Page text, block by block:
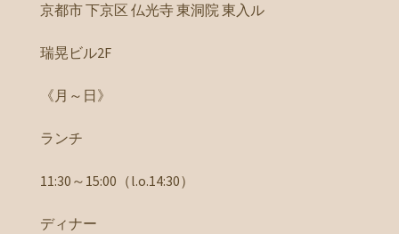
京都市 下京区 仏光寺 東洞院 東入ル
瑞晃ビル2F
《月～日》
ランチ
11:30～15:00（l.o.14:30）
ディナー